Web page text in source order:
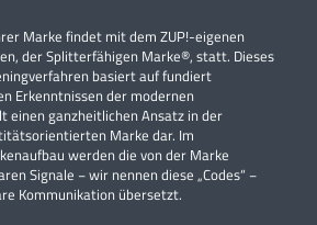
Marke findet mit dem ZUP!-eigenen
der Splitterfähigen Marke®, statt. Dieses
basiert auf fundiert
Erkenntnissen der modernen
einen ganzheitlichen Ansatz in der
Marke dar. Im
werden die von der Marke
Signale − wir nennen diese „Codes“ −
Kommunikation übersetzt.